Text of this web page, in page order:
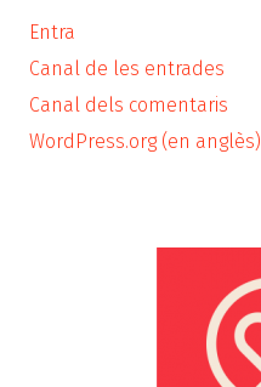
Entra
Canal de les entrades
Canal dels comentaris
WordPress.org (en anglès)